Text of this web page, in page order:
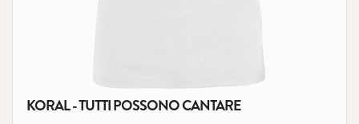
KORAL - TUTTI POSSONO CANTARE